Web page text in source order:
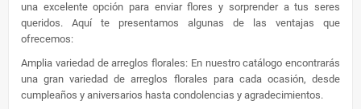
una excelente opción para enviar flores y sorprender a tus seres
queridos. Aquí te presentamos algunas de las ventajas que
ofrecemos:
Amplia variedad de arreglos florales: En nuestro catálogo encontrarás
una gran variedad de arreglos florales para cada ocasión, desde
cumpleaños y aniversarios hasta condolencias y agradecimientos.